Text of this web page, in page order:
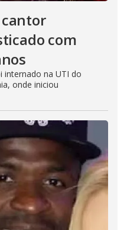
com
internado na UTI do
onde iniciou